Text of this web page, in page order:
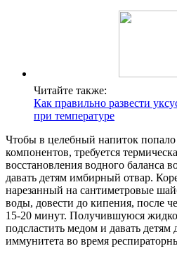
Читайте также:
Как правильно развести
при температуре
Чтобы в целебный напиток
компонентов, требуется
восстановления водного баланса
давать детям имбирный отвар.
нарезанный на сантиметровые
воды, довести до кипения, после
15-20 минут. Получившуюся
подсластить медом и давать детям
иммунитета во время